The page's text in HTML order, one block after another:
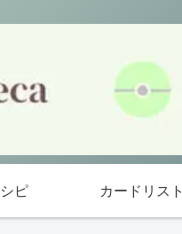
ピ カードリスト